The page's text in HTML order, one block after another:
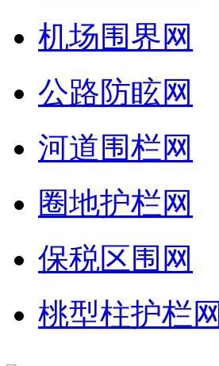
机场围界网
公路防眩网
河道围栏网
圈地护栏网
保税区围网
桃型柱护栏网